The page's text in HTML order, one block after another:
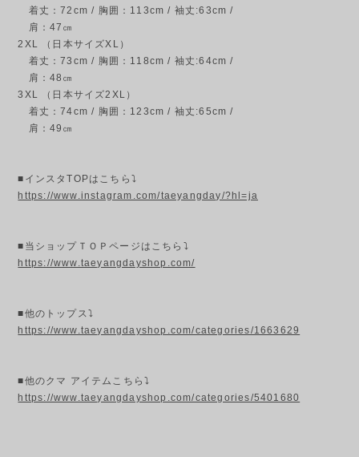
着丈：72cm / 胸囲：113cm / 袖丈:63cm /
肩：47㎝
2XL （日本サイズXL）
着丈：73cm / 胸囲：118cm / 袖丈:64cm /
肩：48㎝
3XL （日本サイズ2XL）
着丈：74cm / 胸囲：123cm / 袖丈:65cm /
肩：49㎝
■インスタTOPはこちら⤵
https://www.instagram.com/taeyangday/?hl=ja
■当ショップＴＯＰページはこちら⤵
https://www.taeyangdayshop.com/
■他のトップス⤵
https://www.taeyangdayshop.com/categories/1663629
■他のクマ アイテムこちら⤵
https://www.taeyangdayshop.com/categories/5401680